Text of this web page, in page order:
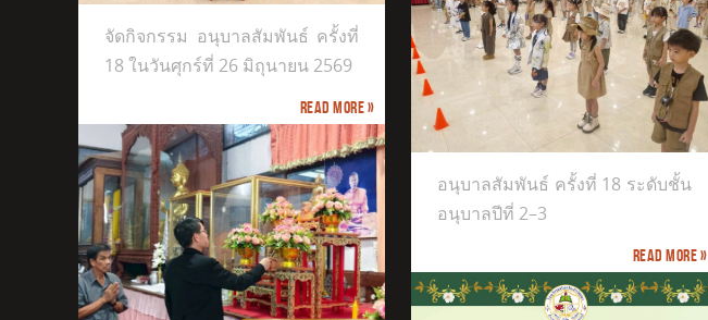
จัดกิจกรรม อนุบาลสัมพันธ์ ครั้งที่
18 ในวันศุกร์ที่ 26 มิถุนายน 2569
Read more »
อนุบาลสัมพันธ์ ครั้งที่ 18 ระดับชั้น
อนุบาลปีที่ 2–3
อนุบาลสัมพันธ์ ครั้งที่ 18 ระดับชั้น
อนุบาลปีที่ 2–3
Read more »